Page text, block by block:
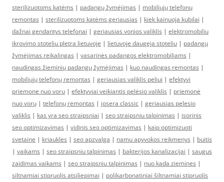
sterilizuotoms katėms | padangų žymėjimas | mobiliųjų telefonų
remontas | sterilizuotoms katėms geriausias | kiek kainuoja kubilai |
dažnai gendantys telefonai | geriausias vonios valiklis | elektromobiliu
ikrovimo stoteliu pletra lietuvoje | lietuvoje daugeja stoteliu | padangų
žymėjimas reikalingas | vasarinės padangos elektromobiliams |
naudingas žieminių padangų žymėjimas | kuo naudingas remontas |
mobiliųjų telefonų remontas | geriausias valiklis peliui | efektyvi
priemone nuo voru | efektyviai veikiantis pelėsio valiklis | priemonė
nuo vorų | telefonų remontas | josera classic | geriausias pelesio
valiklis | kas yra seo straipsniai | seo straipsniu talpinimas | isorinis
seo optimizavimas | vidinis seo optimizavimas | kaip optimizuoti
svetaine | kriaukles | seo apzvalga | namu apyvokos reikmenys | buitis
| vaikams | seo straipsniu talpinimas | bakterijos kanalizacijai | saugus
zaidimas vaikams | seo straipsniu talpinimas | nuo kada ziemines |
siltnamiai stipruolis atsiliepimai | polikarbonatiniai šiltnamiai stipruolis